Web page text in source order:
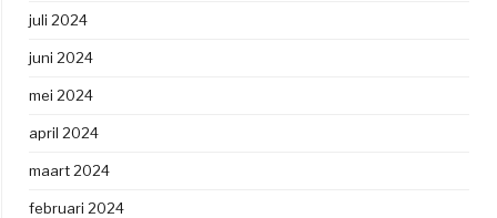
juli 2024
juni 2024
mei 2024
april 2024
maart 2024
februari 2024